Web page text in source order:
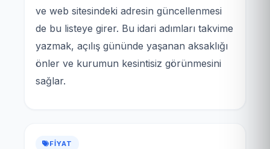
ve web sitesindeki adresin güncellenmesi
de bu listeye girer. Bu idari adımları takvime
yazmak, açılış gününde yaşanan aksaklığı
önler ve kurumun kesintisiz görünmesini
sağlar.
FIYAT